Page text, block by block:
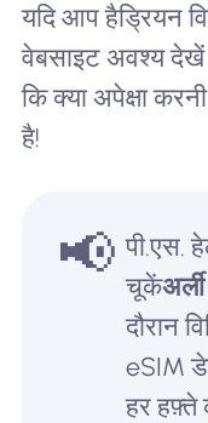
यदि आप हैड्रियन
वेबसाइट अवश्य
कि क्या अपेक्षा
है!
📢 पी.एस.
चूकें
दौरान
eSIM
हर हफ़्ते